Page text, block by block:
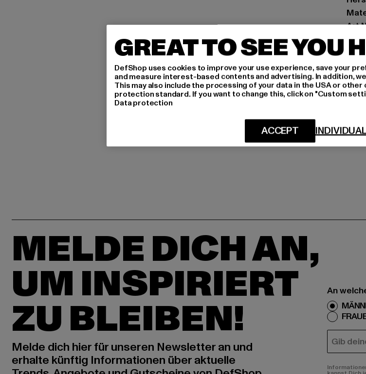
Dr.-
MELDE DICH AN,
UM INSPIRIERT
ZU BLEIBEN!
Melde dich hier für unseren Newsletter an und
erhalte künftig Informationen über aktuelle
An
E-MAIL
GREAT TO SEE YOU
DefShop uses cookies to improve your use experience, save your
and measure interest-based contents and advertising. In addition,
This may also include the processing of your data in the USA or
protection standard. If you want to change this, click on "Custom
Data protection
ACCEPT